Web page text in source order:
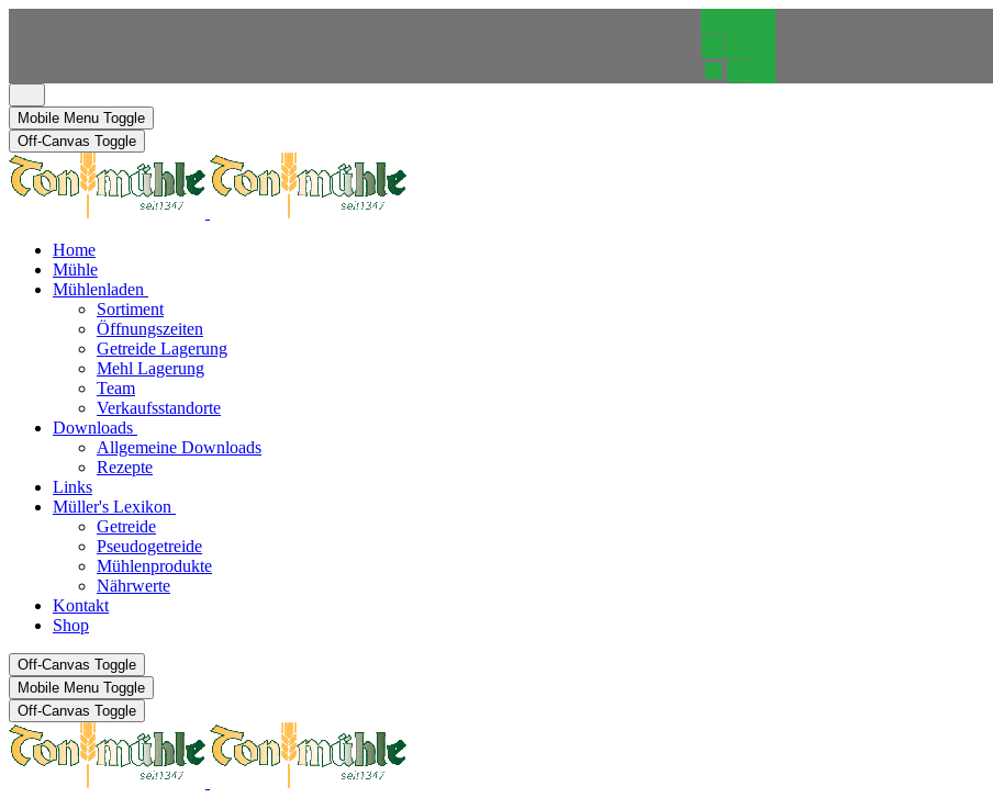
Mobile Menu Toggle
Off-Canvas Toggle
Home
Mühle
Mühlenladen
Sortiment
Öffnungszeiten
Getreide Lagerung
Mehl Lagerung
Team
Verkaufsstandorte
Downloads
Allgemeine Downloads
Rezepte
Links
Müller's Lexikon
Getreide
Pseudogetreide
Mühlenprodukte
Nährwerte
Kontakt
Shop
Off-Canvas Toggle
Mobile Menu Toggle
Off-Canvas Toggle